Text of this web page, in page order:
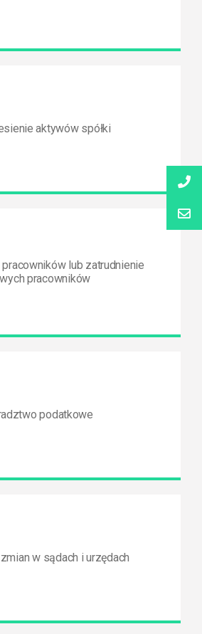
aktywów spółki
lub zatrudnienie
pracowników
podatkowe
w sądach i urzędach